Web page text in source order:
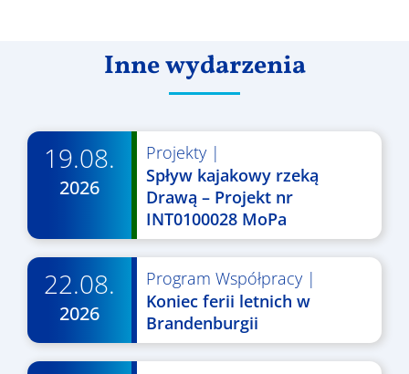
Inne wydarzenia
19.08.
2026
Projekty|
Spływ kajakowy rzeką
Drawą – Projekt nr
INT0100028 MoPa
22.08.
2026
Program Współpracy|
Koniec ferii letnich w
Brandenburgii